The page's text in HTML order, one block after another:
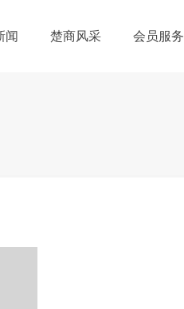
闻 楚商风采 会员服务